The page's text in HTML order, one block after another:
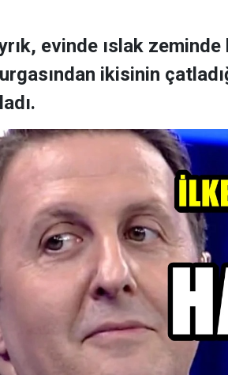
evinde ıslak
ikisinin